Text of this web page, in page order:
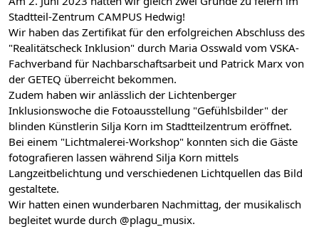
Stadtteil-Zentrum CAMPUS Hedwig!
Wir haben das Zertifikat für den erfolgreichen Abschluss des
"Realitätscheck Inklusion" durch Maria Osswald vom VSKA-
Fachverband für Nachbarschaftsarbeit und Patrick Marx von
der GETEQ überreicht bekommen.
Zudem haben wir anlässlich der Lichtenberger
Inklusionswoche die Fotoausstellung "Gefühlsbilder" der
blinden Künstlerin Silja Korn im Stadtteilzentrum eröffnet.
Bei einem "Lichtmalerei-Workshop" konnten sich die Gäste
fotografieren lassen während Silja Korn mittels
Langzeitbelichtung und verschiedenen Lichtquellen das Bild
gestaltete.
Wir hatten einen wunderbaren Nachmittag, der musikalisch
begleitet wurde durch @plagu_musix.